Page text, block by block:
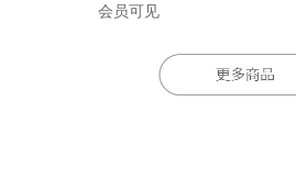
会员可见